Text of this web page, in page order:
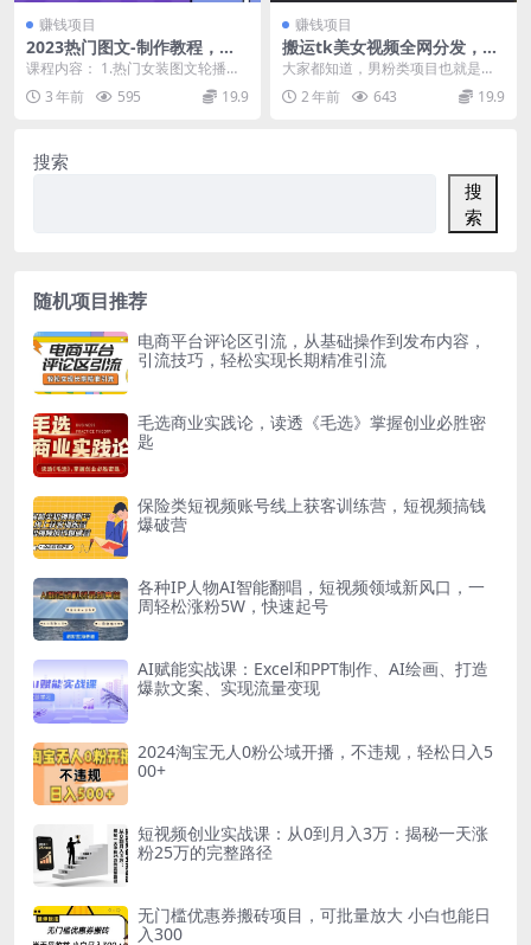
赚钱项目
2023热门图文-制作教程，制
作图文内容详细教程，新手必
看（30节课）
课程内容： 1.热门女装图文轮播教
程.mp4 2.热门童装图文轮播教程.m
p4 ...3 年前 595 19.9
赚钱项目
搬运tk美女视频全网分发，日
引s粉300+，轻松变现，不限
流量不封号
大家都知道，男粉类项目也就是我
们所说的涩粉项目十多年来经久不
衰是变现非常暴力的一...
2 年前 643 19.9
搜索
搜
索
随机项目推荐
电商平台评论区引流，从基础操作到发布内容，
引流技巧，轻松实现长期精准引流
毛选商业实践论，读透《毛选》掌握创业必胜密
匙
保险类短视频账号线上获客训练营，短视频搞钱
爆破营
各种IP人物AI智能翻唱，短视频领域新风口，一
周轻松涨粉5W，快速起号
AI赋能实战课：Excel和PPT制作、AI绘画、打造
爆款文案、实现流量变现
2024淘宝无人0粉公域开播，不违规，轻松日入5
00+
短视频创业实战课：从0到月入3万：揭秘一天涨
粉25万的完整路径
无门槛优惠券搬砖项目，可批量放大 小白也能日
入300